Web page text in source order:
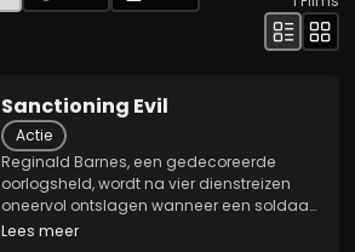
Sanctioning Evil
Actie
Reginald Barnes, een gedecoreerde
oorlogsheld, wordt na vier dienstreizen
oneervol ontslagen wanneer een soldaat
onder zijn commando de fout ingaat.
Lees meer